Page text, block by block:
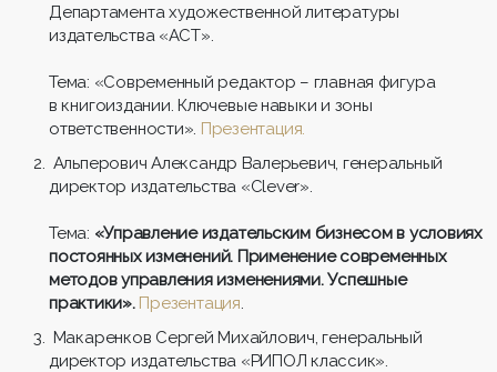
Департамента художественной литературы
издательства «АСТ».
Тема: «Современный редактор – главная фигура
в книгоиздании. Ключевые навыки и зоны
ответственности». Презентация.
Альперович Александр Валерьевич, генеральный
директор издательства «Clever».
Тема: «Управление издательским бизнесом в условиях
постоянных изменений. Применение современных
методов управления изменениями. Успешные
практики». Презентация.
Макаренков Сергей Михайлович, генеральный
директор издательства «РИПОЛ классик».